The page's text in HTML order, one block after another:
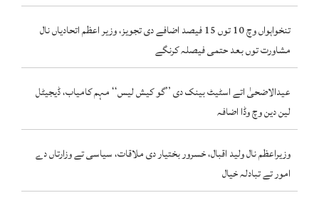
تنخواہواں وچ 10 توں 15 فیصد اضافے دی تجویز، وزیر اعظم اتحادیاں نال
مشاورت توں بعد حتمی فیصلہ کرنگے
عیدالاضحیٰ اتے اسٹیٹ بینک دی ’’گو کیش لیس‘‘ مہم کامیاب، ڈیجیٹل
لین دین وچ وڈا اضافہ
وزیراعظم نال ولید اقبال، خسرور بختیار دی ملاقات، سیاسی تے وزارتاں دے
امور تے تبادلہ خیال